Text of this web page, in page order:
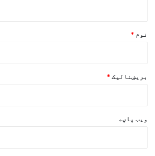
نوم *
بریښنالیک *
ویب پاڼه